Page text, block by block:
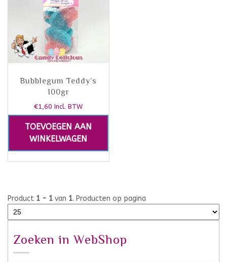
Bubblegum Teddy’s
100gr
€1,60 Incl. BTW
TOEVOEGEN AAN
WINKELWAGEN
Product 1 - 1 van 1. Producten op pagina
Zoeken in WebShop